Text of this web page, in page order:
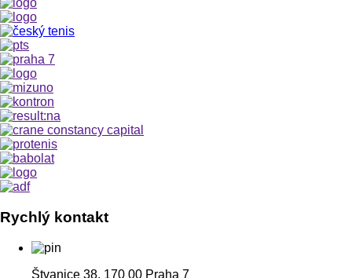
Rychlý kontakt
Štvanice 38, 170 00 Praha 7